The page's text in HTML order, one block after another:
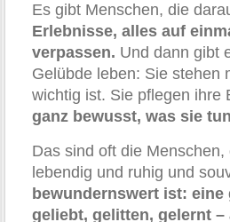
Es gibt Menschen, die
Erlebnisse, alles auf
verpassen. Und dann gibt
Gelübde leben: Sie stehen
wichtig ist. Sie pflegen
ganz bewusst, was sie
Das sind oft die
lebendig und ruhig und
bewundernswert ist:
geliebt, gelitten, gelernt